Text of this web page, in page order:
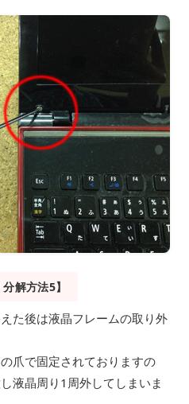
解方法5】
た後は液晶フレームの取り外
爪で固定されておりますの
液晶周り1周外してしまいま